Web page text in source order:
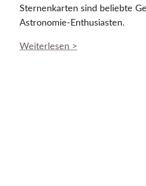
Sternenkarten sind beliebte
Astronomie-Enthusiasten.
Weiterlesen >